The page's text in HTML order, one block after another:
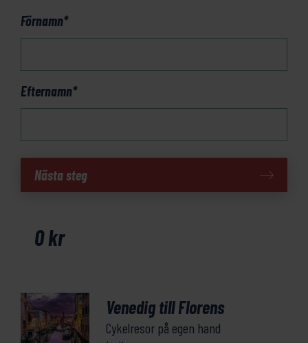
Förnamn*
Efternamn*
Cykla
från
Florens
Nästa steg
0kr
Venedig till Florens
Cykelresor på egen hand